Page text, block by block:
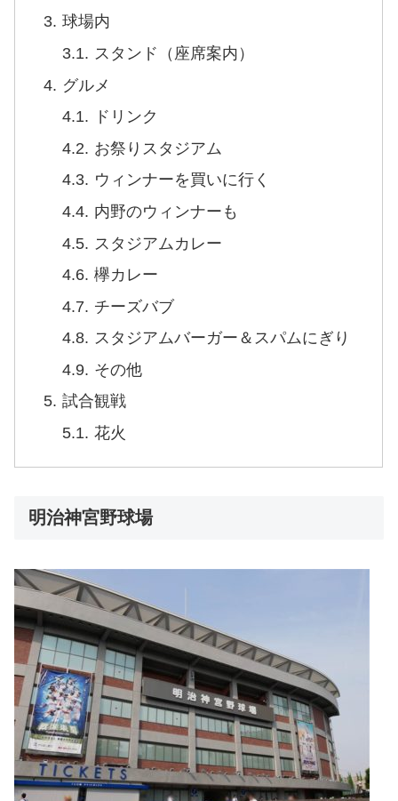
球場内
スタンド（座席案内）
グルメ
ドリンク
お祭りスタジアム
ウィンナーを買いに行く
内野のウィンナーも
スタジアムカレー
欅カレー
チーズバブ
スタジアムバーガー＆スパムにぎり
その他
試合観戦
花火
明治神宮野球場